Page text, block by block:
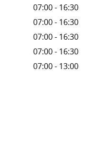
07:00 - 16:30
07:00 - 16:30
07:00 - 16:30
07:00 - 16:30
07:00 - 13:00